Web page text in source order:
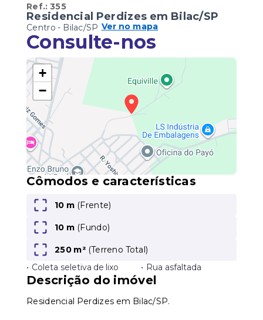
Ref.:355
Residencial Perdizes em Bilac/SP
Centro - Bilac/SP Ver no mapa
Consulte-nos
+
−
Cômodos e características
10 m (Frente)
10 m (Fundo)
250 m² (Terreno Total)
• Coleta seletiva de lixo • Rua asfaltada
Descrição do imóvel
Residencial Perdizes em Bilac/SP.